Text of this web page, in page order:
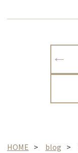
HOME blog